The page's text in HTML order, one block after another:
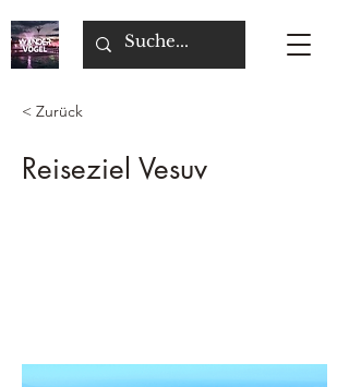
< Zurück
Reiseziel Vesuv